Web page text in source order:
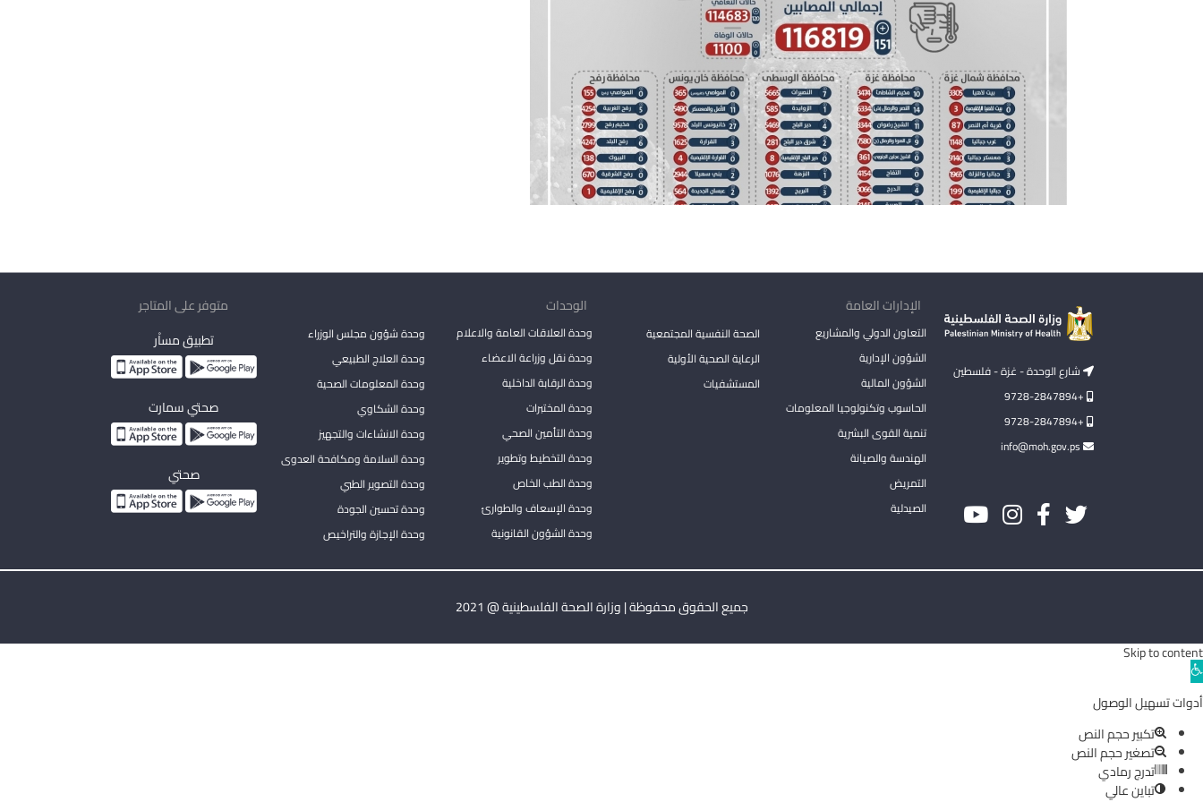
شارع الوحدة - غزة - فلسطين
+9728-2847894
+9728-2847894
الإدارات العامة
التعاون الدولي والمشاريع
الشؤون الإدارية
الشؤون المالية
الحاسوب وتكنولوجيا المعلومات
تنمية القوى البشرية
الهندسة والصيانة
التمريض
الصيدلية
الصحة النفسية المجتمعية
الرعاية الصحية الأولية
المستشفيات
الوحدات
وحدة العلاقات العامة والاعلام
وحدة نقل وزراعة الاعضاء
وحدة الرقابة الداخلية
وحدة المختبرات
وحدة التأمين الصحي
وحدة التخطيط وتطوير
وحدة الطب الخاص
وحدة الإسعاف والطوارئ
وحدة الشؤون القانونية
وحدة شؤون مجلس الوزراء
وحدة العلاج الطبيعي
وحدة المعلومات الصحية
وحدة الشكاوي
وحدة الانشاءات والتجهيز
وحدة السلامة ومكافحة العدوى
وحدة التصوير الطبي
وحدة تحسين الجودة
وحدة الإجازة والتراخيص
متوفر على المتاجر
تطبيق مساْر
صحتي سمارت
صحتي
جميع الحقوق محفوظة | وزارة الصحة الفلسطينية @ 2021
Skip to content
Open
toolbar
أدوات تسهيل الوصول
تكبير حجم النص
تصغير حجم النص
تدرج رمادي
تباين عالي